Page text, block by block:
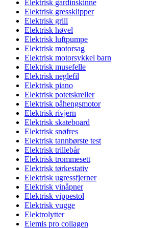
Elektrisk gardinskinne
Elektrisk gressklipper
Elektrisk grill
Elektrisk høvel
Elektrisk luftpumpe
Elektrisk motorsag
Elektrisk motorsykkel barn
Elektrisk musefelle
Elektrisk neglefil
Elektrisk piano
Elektrisk potetskreller
Elektrisk påhengsmotor
Elektrisk rivjern
Elektrisk skateboard
Elektrisk snøfres
Elektrisk tannbørste test
Elektrisk trillebår
Elektrisk trommesett
Elektrisk tørkestativ
Elektrisk ugressfjerner
Elektrisk vinåpner
Elektrisk vippestol
Elektrisk vugge
Elektrolytter
Elemis pro collagen